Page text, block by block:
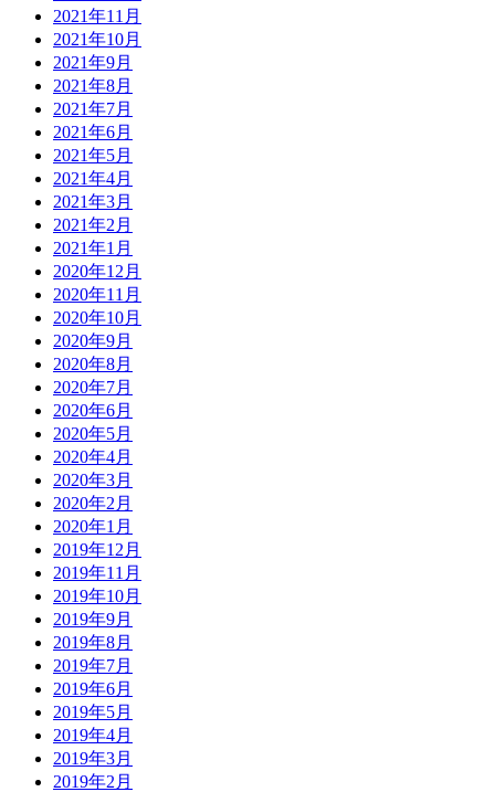
2021年11月
2021年10月
2021年9月
2021年8月
2021年7月
2021年6月
2021年5月
2021年4月
2021年3月
2021年2月
2021年1月
2020年12月
2020年11月
2020年10月
2020年9月
2020年8月
2020年7月
2020年6月
2020年5月
2020年4月
2020年3月
2020年2月
2020年1月
2019年12月
2019年11月
2019年10月
2019年9月
2019年8月
2019年7月
2019年6月
2019年5月
2019年4月
2019年3月
2019年2月